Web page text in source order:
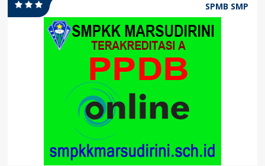
SPMB SMP